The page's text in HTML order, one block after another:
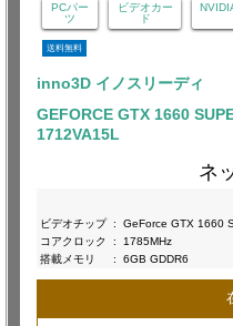
PCパー
ツ
ビデオカー
ド
送料無料
inno3D イノスリーディ
GEFORCE GTX 1660
1712VA15L
ネ
ビデオチップ :
GeForce GTX 1660
コアクロック
:
1785MHz
搭載メモリ
: 6GB GDDR6